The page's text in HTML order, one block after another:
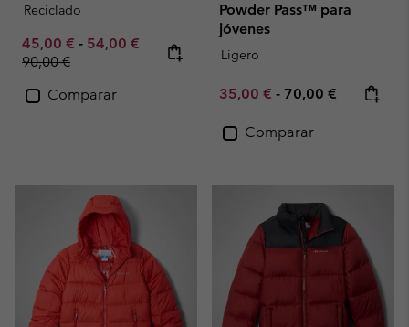
Reciclado
Minimum sale price:
45,00 € - Maximum sale price:
54,00 € Regular price:
90,00 €
Comparar
Powder Pass™ para
jóvenes
Ligero
Minimum sale price:
35,00 € - Maximum price:
70,00 €
Comparar